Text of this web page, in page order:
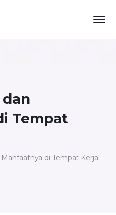
dan
Tempat
di Tempat Kerja